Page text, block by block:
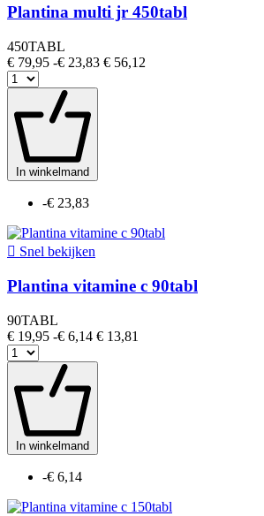
Plantina multi jr 450tabl
450TABL
€ 79,95 -€ 23,83 € 56,12
In winkelmand
-€ 23,83
 Snel bekijken
Plantina vitamine c 90tabl
90TABL
€ 19,95 -€ 6,14 € 13,81
In winkelmand
-€ 6,14